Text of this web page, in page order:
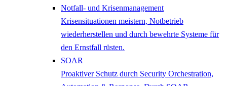
Notfall- und Krisenmanagement
Krisensituationen meistern, Notbetrieb
wiederherstellen und durch bewehrte Systeme für
den Ernstfall rüsten.
SOAR
Proaktiver Schutz durch Security Orchestration,